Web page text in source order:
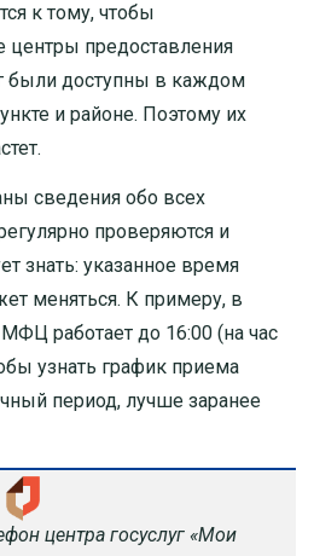
к тому, чтобы
предоставления
были доступны в каждом
и районе. Поэтому их
сведения обо всех
проверяются и
знать: указанное время
меняться. К примеру, в
работает до 16:00 (на час
узнать график приема
период, лучше заранее
центра госуслуг «Мои